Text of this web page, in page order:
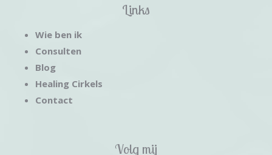
Links
Wie ben ik
Consulten
Blog
Healing Cirkels
Contact
Volg mij